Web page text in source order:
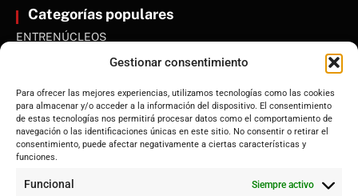
Gestionar consentimiento
Para ofrecer las mejores experiencias, utilizamos tecnologías como las cookies
para almacenar y/o acceder a la información del dispositivo. El consentimiento
de estas tecnologías nos permitirá procesar datos como el comportamiento de
navegación o las identificaciones únicas en este sitio. No consentir o retirar el
consentimiento, puede afectar negativamente a ciertas características y
funciones.
Funcional Siempre activo
Categorías populares
ENTRENÚCLEOS
Andalucía
Internacional
Tecnología
Sociedad